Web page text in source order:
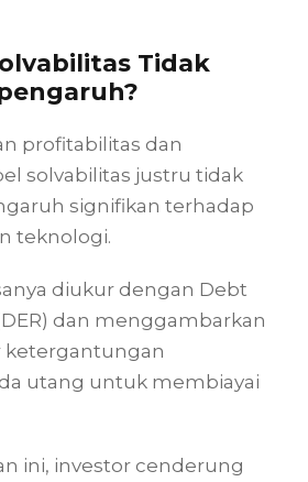
Tidak
profitabilitas dan
solvabilitas justru tidak
signifikan terhadap
teknologi.
diukur dengan Debt
dan menggambarkan
ketergantungan
utang untuk membiayai
ini, investor cenderung